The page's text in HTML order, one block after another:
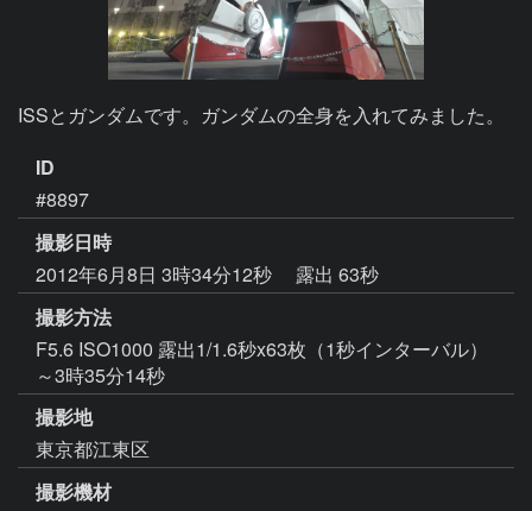
ISSとガンダムです。ガンダムの全身を入れてみました。
ID
#8897
撮影日時
2012年6月8日 3時34分12秒
露出 63秒
撮影方法
F5.6 ISO1000 露出1/1.6秒x63枚（1秒インターバル）
～3時35分14秒
撮影地
東京都江東区
撮影機材